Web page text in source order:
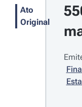
Ato
Original